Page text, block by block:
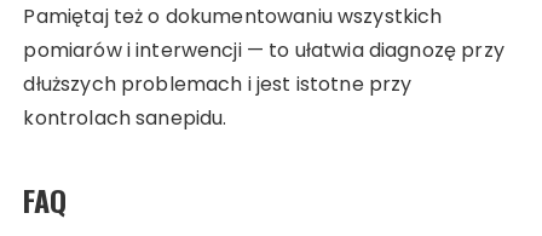
Pamiętaj też o dokumentowaniu wszystkich
pomiarów i interwencji — to ułatwia diagnozę przy
dłuższych problemach i jest istotne przy
kontrolach sanepidu.
FAQ